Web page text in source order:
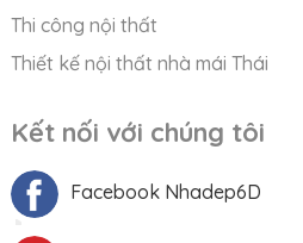
Thi công nội thất
Thiết kế nội thất nhà mái Thái
Kết nối với chúng tôi
Facebook Nhadep6D